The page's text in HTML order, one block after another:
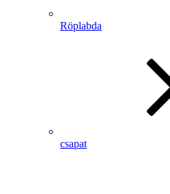
Röplabda
csapat